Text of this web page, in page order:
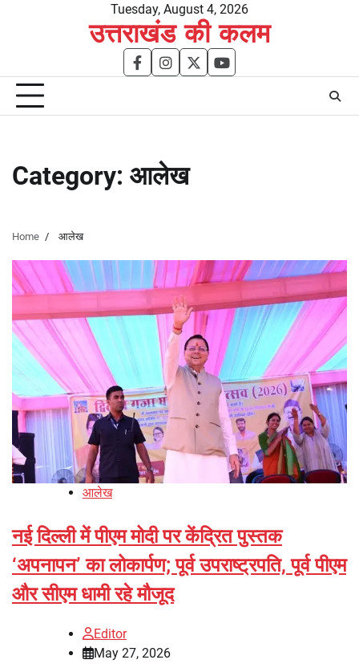
Tuesday, August 4, 2026
उत्तराखंड की कलम
facebookinstagram
twitteryoutube
Category: आलेख
Home आलेख
आलेख
नई दिल्ली में पीएम मोदी पर केंद्रित पुस्तक
‘अपनापन’ का लोकार्पण; पूर्व उपराष्ट्रपति, पूर्व पीएम
और सीएम धामी रहे मौजूद
Editor
May 27, 2026